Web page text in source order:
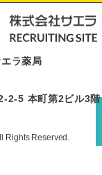
ラ薬局
2-5 本町第2ビル3階
Rights Reserved.